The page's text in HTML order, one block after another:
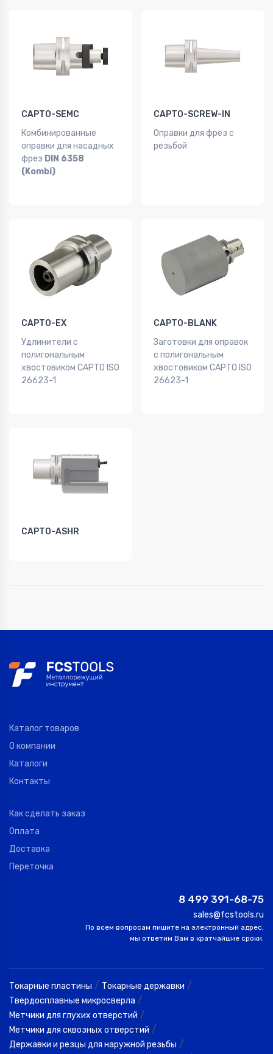
CAPTO-SEMC
Комбинированные
оправки для насадных
фрез DIN 6358
(Kombi)
CAPTO-SCREW-IN
Оправки для фрез с
резьбой
CAPTO-EX
Удлинители с
полигональным
хвостовиком CAPTO ISO
26623-1
CAPTO-BLANK
Заготовки для оправок
с полигональным
хвостовиком CAPTO ISO
26623-1
CAPTO-ASHR
Каталог товаров
О компании
Каталоги
Контакты
Как сделать заказ
Оплата
Доставка
Переточка
8 499 391-68-75
sales@fcstools.ru
По всем вопросам пишите на электронный адрес,
мы ответим Вам в кратчайшие сроки.
Токарные пластины / Токарные державки /
Твердосплавные микросверла /
Метчики для глухих отверстий /
Метчики для сквозных отверстий /
Державки и резцы для наружной резьбы /